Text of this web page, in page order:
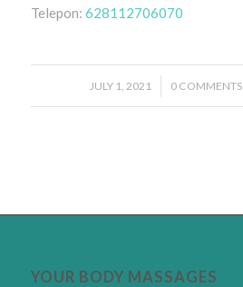
Telepon: 628112706070
JULY 1, 2021
/ 0 COMMENTS
/
YOUR BODY MASSAGES